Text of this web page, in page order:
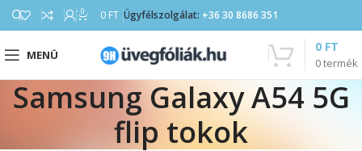
0 0 FT Ügyfélszolgálat: +36 30 8686 351
MENÜ
0termék
0 FT
Samsung Galaxy A54 5G
flip tokok
10-20% kedvezmény augusztus 31-ig | részletek